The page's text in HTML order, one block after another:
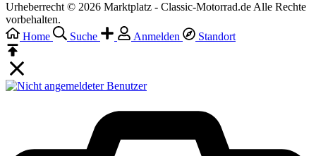
Urheberrecht © 2026 Marktplatz - Classic-Motorrad.de Alle Rechte
vorbehalten.
Home
Suche Anmelden Standort